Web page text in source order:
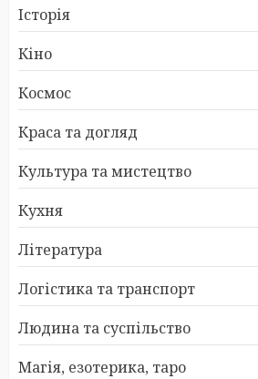
Історія
Кіно
Космос
Краса та догляд
Культура та мистецтво
Кухня
Література
Логістика та транспорт
Людина та суспільство
Магія, езотерика, таро